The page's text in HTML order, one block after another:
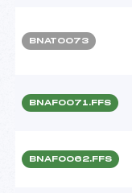
BNAT0073
BNAF0071.FFS
BNAF0062.FFS